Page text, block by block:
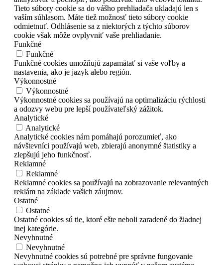
Tieto súbory cookie sa do vášho prehliadača ukladajú len s
vaším súhlasom. Máte tiež možnosť tieto súbory cookie
odmietnuť. Odhlásenie sa z niektorých z týchto súborov
cookie však môže ovplyvniť vaše prehliadanie.
Funkčné
Funkčné
Funkčné cookies umožňujú zapamätať si vaše voľby a
nastavenia, ako je jazyk alebo región.
Výkonnostné
Výkonnostné
Výkonnostné cookies sa používajú na optimalizáciu rýchlosti
a odozvy webu pre lepší používateľský zážitok.
Analytické
Analytické
Analytické cookies nám pomáhajú porozumieť, ako
návštevníci používajú web, zbierajú anonymné štatistiky a
zlepšujú jeho funkčnosť.
Reklamné
Reklamné
Reklamné cookies sa používajú na zobrazovanie relevantných
reklám na základe vašich záujmov.
Ostatné
Ostatné
Ostatné cookies sú tie, ktoré ešte neboli zaradené do žiadnej
inej kategórie.
Nevyhnutné
Nevyhnutné
Nevyhnutné cookies sú potrebné pre správne fungovanie